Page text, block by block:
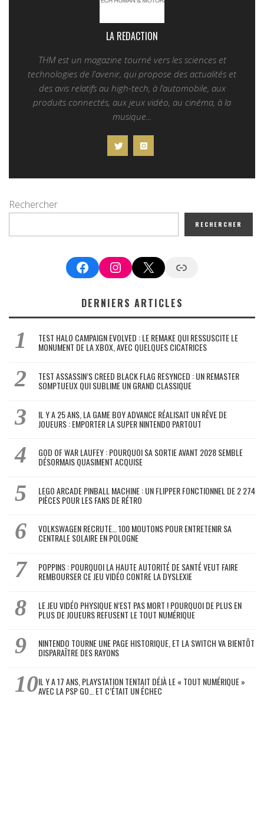
LA REDACTION
THM est un magazine tourné vers les sciences et
technologies de l'avenir, qui propose des actualités et
des avis relatifs au high-tech, à l’automobile, aux
produits connectés, aux jeux vidéo, au cinéma, à la
musique...
Rechercher
RECHERCHER
FacebookInstagram
X Google News
DERNIERS ARTICLES
TEST HALO CAMPAIGN EVOLVED : LE REMAKE QUI RESSUSCITE LE
MONUMENT DE LA XBOX, AVEC QUELQUES CICATRICES
TEST ASSASSIN’S CREED BLACK FLAG RESYNCED : UN REMASTER
SOMPTUEUX QUI SUBLIME UN GRAND CLASSIQUE
IL Y A 25 ANS, LA GAME BOY ADVANCE RÉALISAIT UN RÊVE DE
JOUEURS : EMPORTER LA SUPER NINTENDO PARTOUT
GOD OF WAR LAUFEY : POURQUOI SA SORTIE AVANT 2028 SEMBLE
DÉSORMAIS QUASIMENT ACQUISE
LEGO ARCADE PINBALL MACHINE : UN FLIPPER FONCTIONNEL DE 2 274
PIÈCES POUR LES FANS DE RÉTRO
VOLKSWAGEN RECRUTE… 100 MOUTONS POUR ENTRETENIR SA
CENTRALE SOLAIRE EN POLOGNE
POPPINS : POURQUOI LA HAUTE AUTORITÉ DE SANTÉ VEUT FAIRE
REMBOURSER CE JEU VIDÉO CONTRE LA DYSLEXIE
LE JEU VIDÉO PHYSIQUE N’EST PAS MORT ! POURQUOI DE PLUS EN
PLUS DE JOUEURS REFUSENT LE TOUT NUMÉRIQUE
NINTENDO TOURNE UNE PAGE HISTORIQUE, ET LA SWITCH VA BIENTÔT
DISPARAÎTRE DES RAYONS
IL Y A 17 ANS, PLAYSTATION TENTAIT DÉJÀ LE « TOUT NUMÉRIQUE »
AVEC LA PSP GO… ET C’ÉTAIT UN ÉCHEC